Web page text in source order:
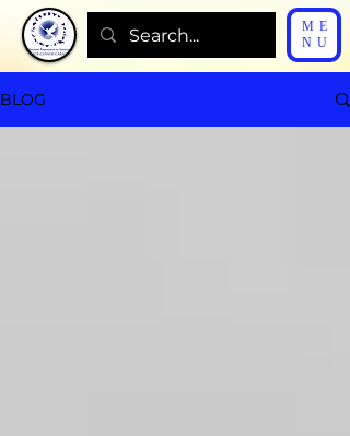
ME
NU
BLOG